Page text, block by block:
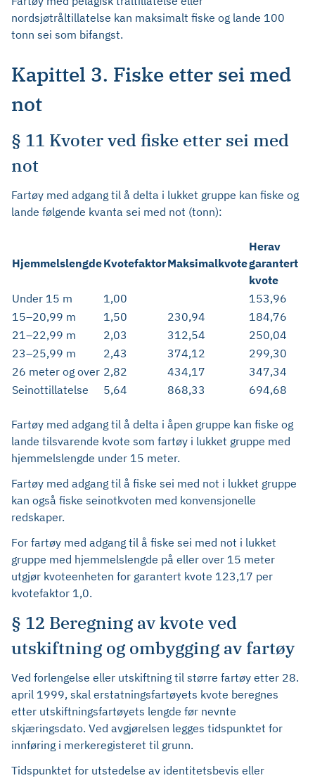
nordsjøtråltillatelse kan maksimalt fiske og lande 100
tonn sei som bifangst.
Kapittel 3. Fiske etter sei med
not
§ 11 Kvoter ved fiske etter sei med
not
Fartøy med adgang til å delta i lukket gruppe kan fiske og
lande følgende kvanta sei med not (tonn):
HjemmelslengdeKvotefaktorMaksimalkvote
Herav
garantert
kvote
Under 15 m
1,00
153,96
15–20,99 m
1,50 230,94
184,76
21–22,99 m
2,03 312,54
250,04
23–25,99 m
2,43 374,12
299,30
26 meter og over 2,82 434,17
347,34
Seinottillatelse
5,64 868,33 694,68
Fartøy med adgang til å delta i åpen gruppe kan fiske og
lande tilsvarende kvote som fartøy i lukket gruppe med
hjemmelslengde under 15 meter.
Fartøy med adgang til å fiske sei med not i lukket gruppe
kan også fiske seinotkvoten med konvensjonelle
redskaper.
For fartøy med adgang til å fiske sei med not i lukket
gruppe med hjemmelslengde på eller over 15 meter
utgjør kvoteenheten for garantert kvote 123,17 per
kvotefaktor 1,0.
§ 12 Beregning av kvote ved
utskiftning og ombygging av fartøy
Ved forlengelse eller utskiftning til større fartøy etter 28.
april 1999, skal erstatningsfartøyets kvote beregnes
etter utskiftningsfartøyets lengde før nevnte
skjæringsdato. Ved avgjørelsen legges tidspunktet for
innføring i merkeregisteret til grunn.
Tidspunktet for utstedelse av identitetsbevis eller